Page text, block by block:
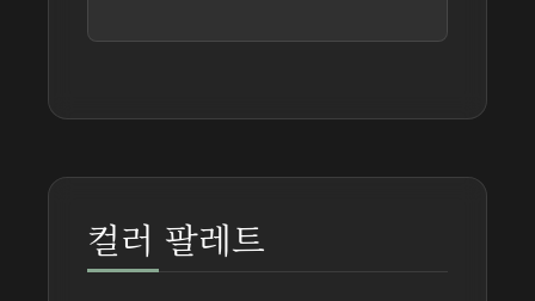
컬러 팔레트